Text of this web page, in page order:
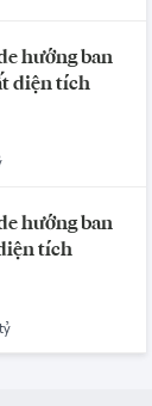
hướng ban
diện tích
hướng ban
tích